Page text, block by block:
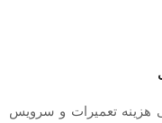
هزینه تعمیرات و سرویس